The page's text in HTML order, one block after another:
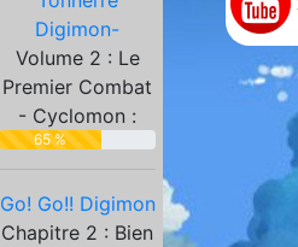
Digimon-
Volume 2 : Le
Premier Combat
- Cyclomon :
65 %
Go! Go!! Digimon
Chapitre 2 : Bien